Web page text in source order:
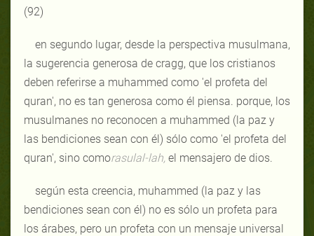
(92)
en segundo lugar, desde la perspectiva musulmana,
la sugerencia generosa de cragg, que los cristianos
deben referirse a muhammed como 'el profeta del
quran', no es tan generosa como él piensa. porque, los
musulmanes no reconocen a muhammed (la paz y
las bendiciones sean con él) sólo como 'el profeta del
quran', sino comorasulal-lah, el mensajero de dios.
según esta creencia, muhammed (la paz y las
bendiciones sean con él) no es sólo un profeta para
los árabes, pero un profeta con un mensaje universal